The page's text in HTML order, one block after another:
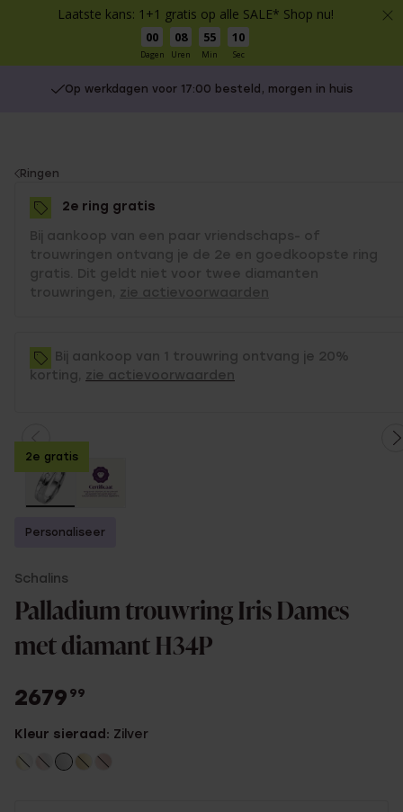
Laatste kans: 1+1 gratis op alle SALE* Shop nu!
00
Dagen
08
Uren
55
Min
10
Sec
Op werkdagen voor 17:00 besteld, morgen in huis
You
are
here:
Ringen
2e ring gratis
Bij aankoop van een paar vriendschaps- of
trouwringen ontvang je de 2e en goedkoopste ring
gratis. Dit geldt niet voor twee diamanten
trouwringen, zie actievoorwaarden
Bij aankoop van 1 trouwring ontvang je 20%
korting, zie actievoorwaarden
2e gratis
Personaliseer
Schalins
Palladium trouwring Iris Dames
met diamant H34P
2679 99
Kleur sieraad: Zilver